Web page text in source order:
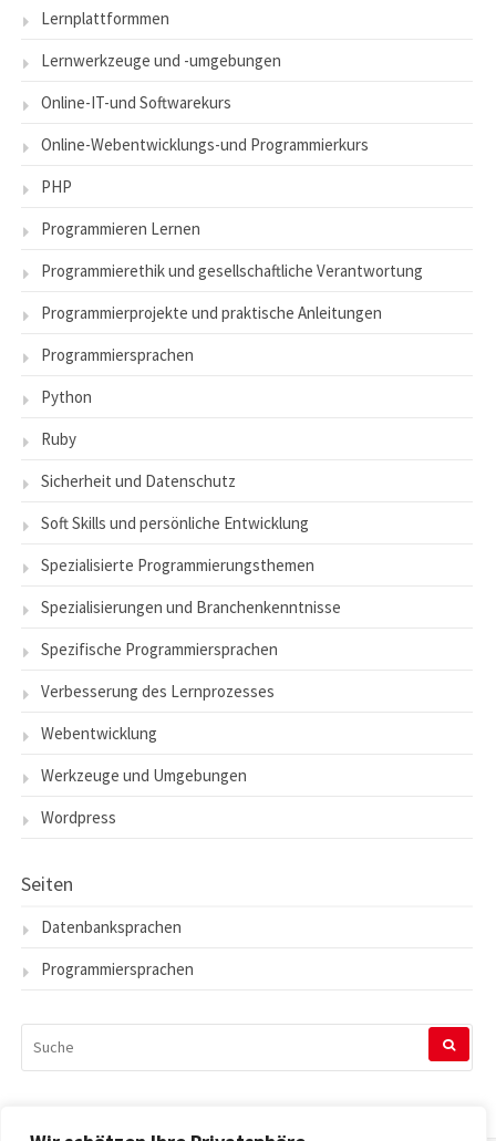
Lernplattformmen
Lernwerkzeuge und -umgebungen
Online-IT-und Softwarekurs
Online-Webentwicklungs-und Programmierkurs
PHP
Programmieren Lernen
Programmierethik und gesellschaftliche Verantwortung
Programmierprojekte und praktische Anleitungen
Programmiersprachen
Python
Ruby
Sicherheit und Datenschutz
Soft Skills und persönliche Entwicklung
Spezialisierte Programmierungsthemen
Spezialisierungen und Branchenkenntnisse
Spezifische Programmiersprachen
Verbesserung des Lernprozesses
Webentwicklung
Werkzeuge und Umgebungen
Wordpress
Seiten
Datenbanksprachen
Programmiersprachen
NACH: